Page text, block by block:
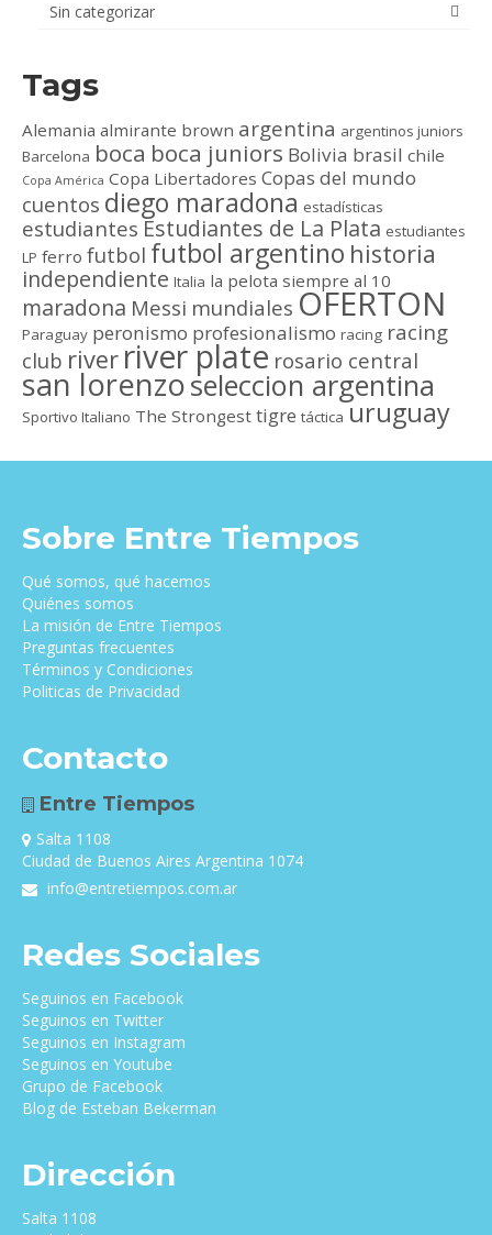
Sin categorizar
Tags
Alemania almirante brown argentina argentinos juniors
Barcelona boca boca juniors Bolivia brasil chile
Copa América Copa Libertadores Copas del mundo
cuentos diego maradona estadísticas
estudiantes Estudiantes de La Plata estudiantes
LP ferro futbol futbol argentino historia
independiente Italia la pelota siempre al 10
maradona Messi mundiales OFERTON
Paraguay peronismo profesionalismo racing racing
club river river plate rosario central
san lorenzoseleccion argentina
Sportivo Italiano The Strongest tigre táctica uruguay
Sobre Entre Tiempos
Qué somos, qué hacemos
Quiénes somos
La misión de Entre Tiempos
Preguntas frecuentes
Términos y Condiciones
Politicas de Privacidad
Contacto
Entre Tiempos
Salta 1108
Ciudad de Buenos Aires Argentina 1074
info@entretiempos.com.ar
Redes Sociales
Seguinos en Facebook
Seguinos en Twitter
Seguinos en Instagram
Seguinos en Youtube
Grupo de Facebook
Blog de Esteban Bekerman
Dirección
Salta 1108